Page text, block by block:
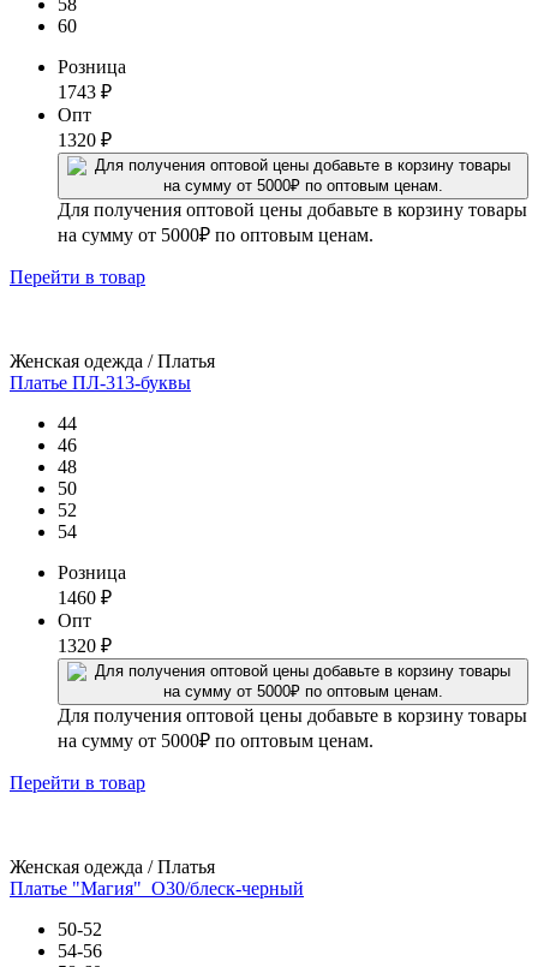
60
Розница
1743 ₽
Опт
1320 ₽
Для получения оптовой цены добавьте в корзину товары
на сумму от 5000₽ по оптовым ценам.
Перейти в товар
Женская одежда / Платья
Платье ПЛ-313-буквы
44
46
48
50
52
54
Розница
1460 ₽
Опт
1320 ₽
Для получения оптовой цены добавьте в корзину товары
на сумму от 5000₽ по оптовым ценам.
Перейти в товар
Женская одежда / Платья
Платье "Магия"_О30/блеск-черный
50-52
54-56